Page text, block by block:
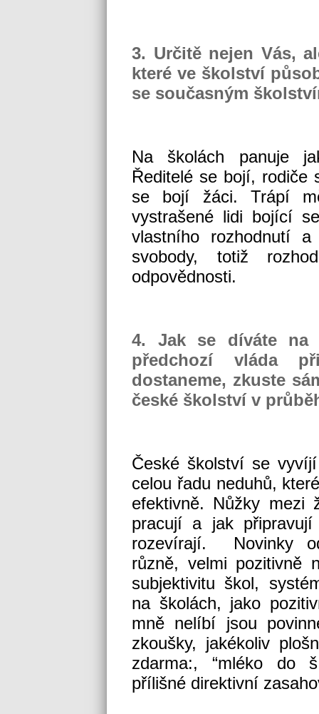
3. Určitě nejen Vás,
které ve školství
se současným
Na školách panuje
Ředitelé se bojí,
se bojí žáci. Trápí
vystrašené lidi bojící
vlastního rozhodnutí
svobody, totiž
odpovědnosti.
4. Jak se díváte na
předchozí vláda
dostaneme, zkuste
české školství v
České školství se
celou řadu neduhů,
efektivně. Nůžky mezi
pracují a jak
rozevírají. Novinky
různě, velmi pozitivně
subjektivitu škol,
na školách, jako
mně nelíbí jsou
zkoušky, jakékoliv
zdarma:, “mléko do
přílišné direktivní